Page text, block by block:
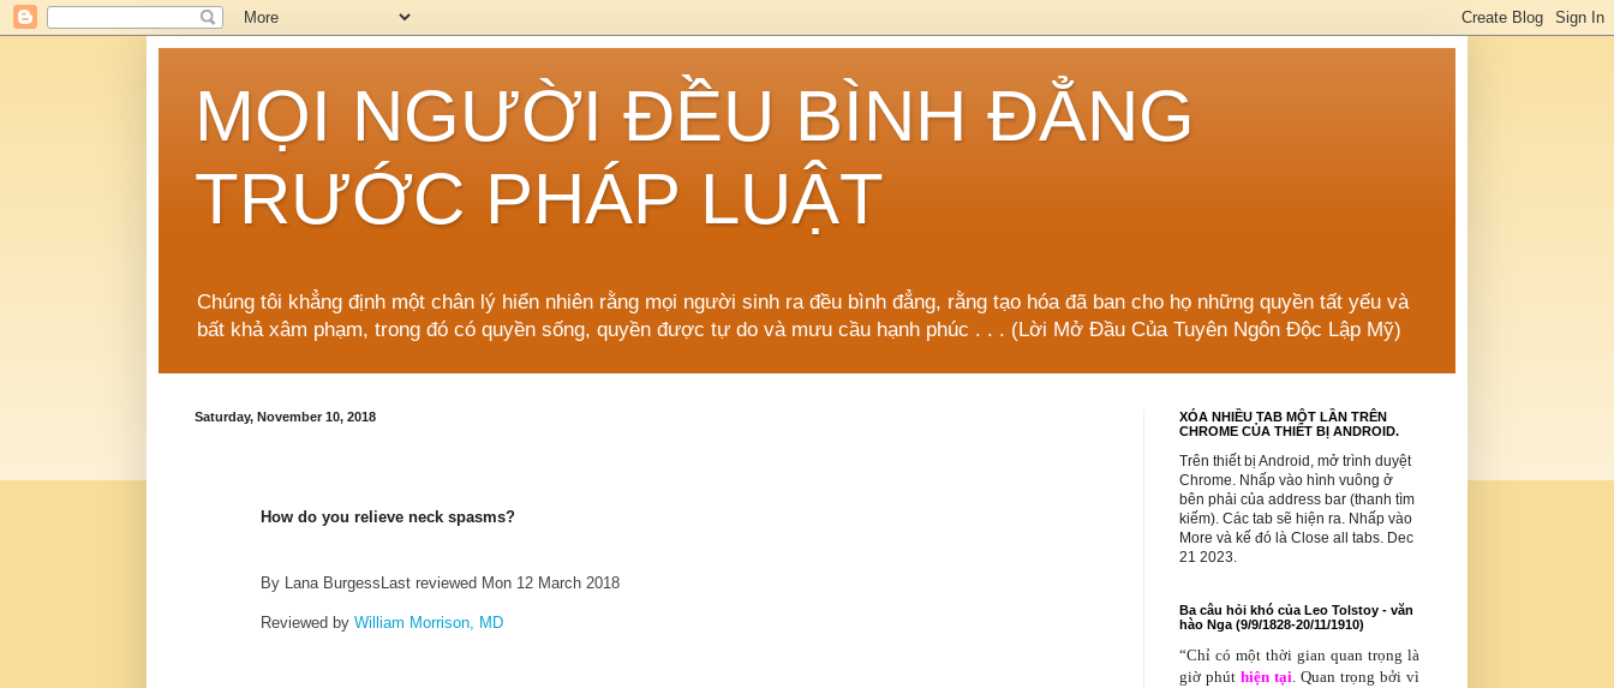
MỌI NGƯỜI ĐỀU BÌNH ĐẲNG
TRƯỚC PHÁP LUẬT
Chúng tôi khẳng định một chân lý hiển nhiên rằng mọi người sinh ra đều bình đẳng, rằng tạo hóa đã ban cho họ những quyền tất yếu và
bất khả xâm phạm, trong đó có quyền sống, quyền được tự do và mưu cầu hạnh phúc . . . (Lời Mở Đầu Của Tuyên Ngôn Độc Lập Mỹ)
Saturday, November 10, 2018
How do you relieve neck spasms?
Last reviewed Mon 12 March 2018
By Lana Burgess
Reviewed by William Morrison, MD
XÓA NHIỀU TAB MỘT LẦN TRÊN
CHROME CỦA THIẾT BỊ ANDROID.
Trên thiết bị Android, mở trình duyệt
Chrome. Nhấp vào hình vuông ở
bên phải của address bar (thanh tìm
kiếm). Các tab sẽ hiện ra. Nhấp vào
More và kế đó là Close all tabs. Dec
21 2023.
Ba câu hỏi khó của Leo Tolstoy - văn
hào Nga (9/9/1828-20/11/1910)
“Chỉ có một thời gian quan trọng là
giờ phút hiện tại. Quan trọng bởi vì